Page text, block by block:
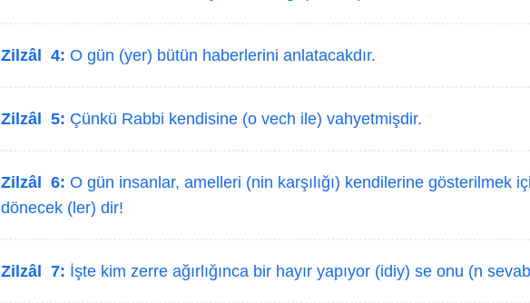
Zilzâl 4: O gün (yer) bütün haberlerini anlatacakdır.
Zilzâl 5: Çünkü Rabbi kendisine (o vech ile) vahyetmişdir.
Zilzâl 6: O gün insanlar, amelleri (nin karşılığı) kendilerine gösterilmek
dönecek (ler) dir!
Zilzâl 7: İşte kim zerre ağırlığınca bir hayır yapıyor (idiy) se onu (n